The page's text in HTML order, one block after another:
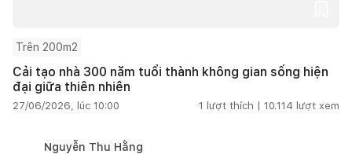
Trên 200m2
Cải tạo nhà 300 năm tuổi thành không gian sống hiện
đại giữa thiên nhiên
27/06/2026, lúc 10:00 1 lượt thích | 10.114 lượt xem
Nguyễn Thu Hằng